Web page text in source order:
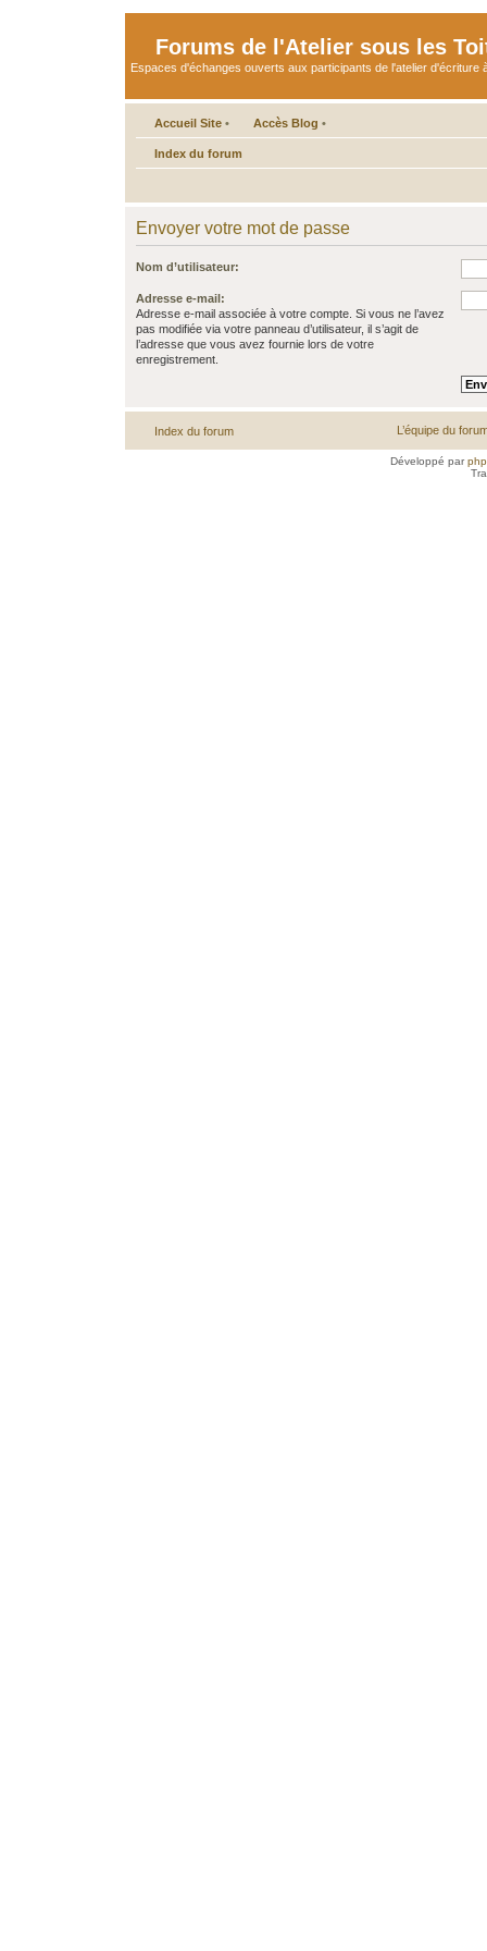
Forums de l'Atelier sous les
Espaces d'échanges ouverts aux participants de l'atelier d'écriture
Accueil Site • Accès Blog •
Index du forum
Envoyer votre mot de passe
Nom d’utilisateur:
Adresse e-mail:
Adresse e-mail associée à votre compte. Si vous ne l’avez
pas modifiée via votre panneau d’utilisateur, il s’agit de
l’adresse que vous avez fournie lors de votre
enregistrement.
Index du forum L’équipe du
Développé par